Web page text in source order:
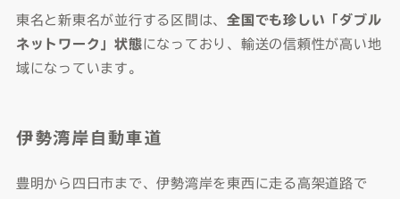
東名と新東名が並行する区間は、全国でも珍しい「ダブル
ネットワーク」状態になっており、輸送の信頼性が高い地
域になっています。
伊勢湾岸自動車道
豊明から四日市まで、伊勢湾岸を東西に走る高架道路で